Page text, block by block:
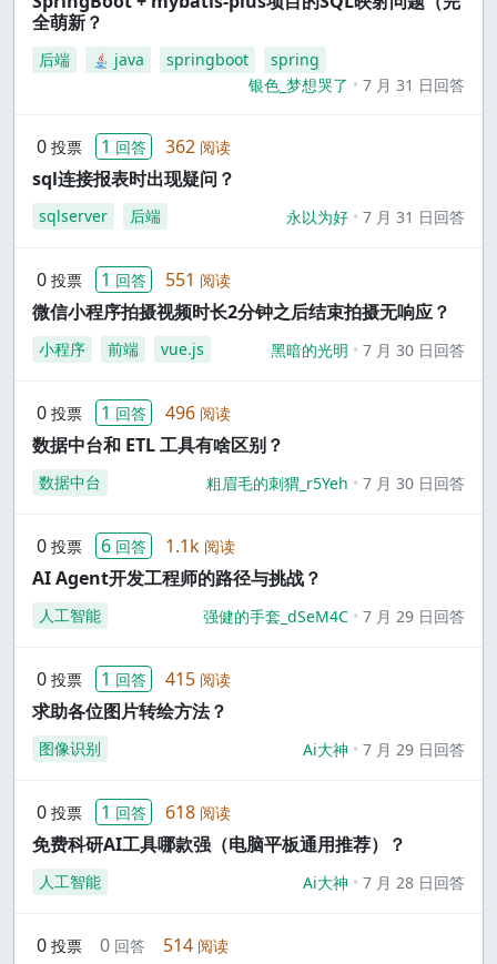
全萌新？
后端 java springboot
spring
银色_梦想哭了
7 月 31 日回答
0 投票 1 回答 362 阅读
sql连接报表时出现疑问？
sqlserver 后端 永以为好 7 月 31 日回答
0 投票 1 回答 551 阅读
微信小程序拍摄视频时长2分钟之后结束拍摄无响应？
小程序 前端 vue.js 黑暗的光明 7 月 30 日回答
0 投票 1 回答 496 阅读
数据中台和 ETL 工具有啥区别？
数据中台 粗眉毛的刺猬_r5Yeh 7 月 30 日回答
0 投票 6 回答 1.1k 阅读
AI Agent开发工程师的路径与挑战？
人工智能 强健的手套_dSeM4C 7 月 29 日回答
0 投票 1 回答 415 阅读
求助各位图片转绘方法？
图像识别 Ai大神 7 月 29 日回答
0 投票 1 回答 618 阅读
免费科研AI工具哪款强（电脑平板通用推荐）？
人工智能 Ai大神 7 月 28 日回答
0 投票 0 回答 514 阅读